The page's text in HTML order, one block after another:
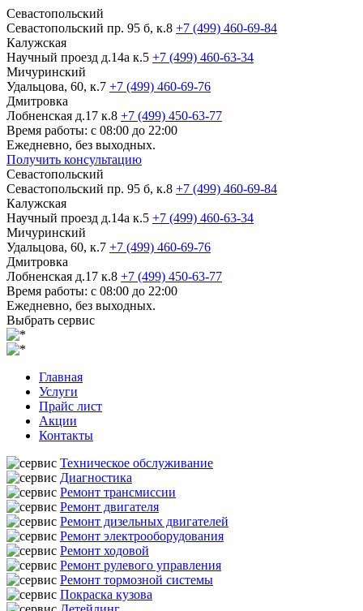
Севастопольский
Севастопольский пр. 95 б, к.8 +7 (499) 460-69-84
Калужская
Научный проезд д.14а к.5 +7 (499) 460-63-34
Мичуринский
Удальцова, 60, к.7 +7 (499) 460-69-76
Дмитровка
Лобненская д.17 к.8 +7 (499) 450-63-77
Время работы: с 08:00 до 22:00
Ежедневно, без выходных.
Получить консультацию
Севастопольский
Севастопольский пр. 95 б, к.8 +7 (499) 460-69-84
Калужская
Научный проезд д.14а к.5 +7 (499) 460-63-34
Мичуринский
Удальцова, 60, к.7 +7 (499) 460-69-76
Дмитровка
Лобненская д.17 к.8 +7 (499) 450-63-77
Время работы: с 08:00 до 22:00
Ежедневно, без выходных.
Выбрать сервис
Главная
Услуги
Прайс лист
Акции
Контакты
Техническое обслуживание
Диагностика
Ремонт трансмиссии
Ремонт двигателя
Ремонт дизельных двигателей
Ремонт электрооборудования
Ремонт ходовой
Ремонт рулевого управления
Ремонт тормозной системы
Покраска кузова